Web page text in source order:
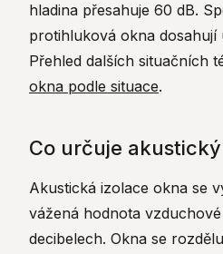
hladina přesahuje 60 dB.
protihluková okna dosahují
Přehled dalších situačních
okna podle situace.
Co určuje
Akustická izolace okna se
vážená hodnota
decibelech. Okna se